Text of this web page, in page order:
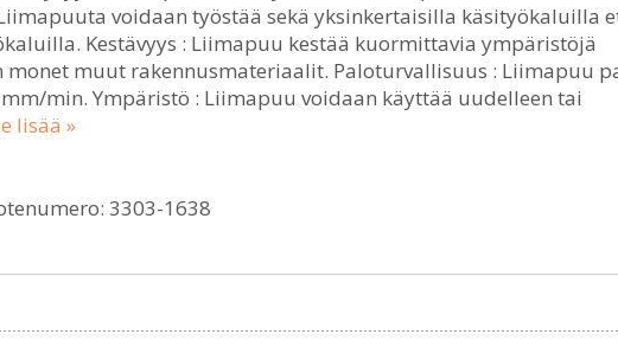
voidaan työstää sekä yksinkertaisilla käsityökaluilla
Kestävyys : Liimapuu kestää kuormittavia ympäristöjä
monet muut rakennusmateriaalit. Paloturvallisuus : Liimapuu
min. Ympäristö : Liimapuu voidaan käyttää uudelleen tai
lisää »
3303-1638